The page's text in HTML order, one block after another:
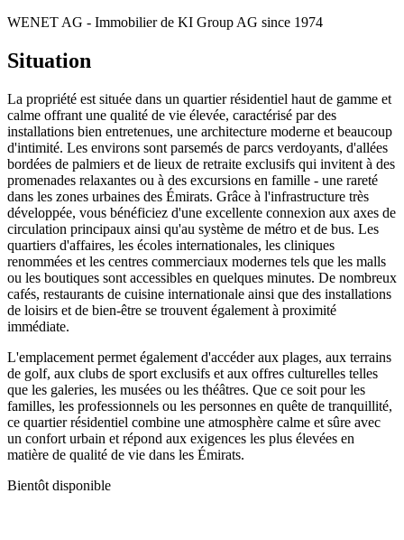
WENET AG - Immobilier de KI Group AG since 1974
Situation
La propriété est située dans un quartier résidentiel haut de gamme et
calme offrant une qualité de vie élevée, caractérisé par des
installations bien entretenues, une architecture moderne et beaucoup
d'intimité. Les environs sont parsemés de parcs verdoyants, d'allées
bordées de palmiers et de lieux de retraite exclusifs qui invitent à des
promenades relaxantes ou à des excursions en famille - une rareté
dans les zones urbaines des Émirats. Grâce à l'infrastructure très
développée, vous bénéficiez d'une excellente connexion aux axes de
circulation principaux ainsi qu'au système de métro et de bus. Les
quartiers d'affaires, les écoles internationales, les cliniques
renommées et les centres commerciaux modernes tels que les malls
ou les boutiques sont accessibles en quelques minutes. De nombreux
cafés, restaurants de cuisine internationale ainsi que des installations
de loisirs et de bien-être se trouvent également à proximité
immédiate.
L'emplacement permet également d'accéder aux plages, aux terrains
de golf, aux clubs de sport exclusifs et aux offres culturelles telles
que les galeries, les musées ou les théâtres. Que ce soit pour les
familles, les professionnels ou les personnes en quête de tranquillité,
ce quartier résidentiel combine une atmosphère calme et sûre avec
un confort urbain et répond aux exigences les plus élevées en
matière de qualité de vie dans les Émirats.
Bientôt disponible